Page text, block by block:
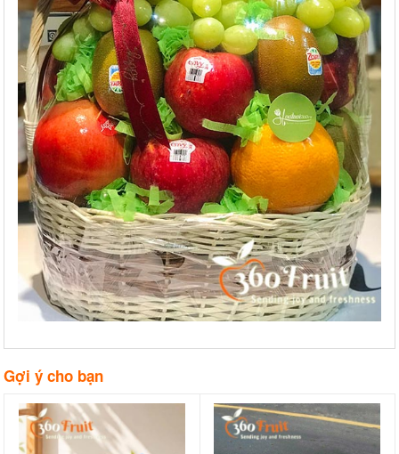
Gợi ý cho bạn